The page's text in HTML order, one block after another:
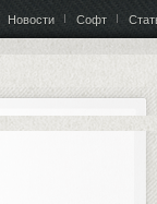
Новости Софт